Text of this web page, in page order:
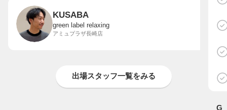
G
KUSABA
green label relaxing
アミュプラザ長崎店
出場スタッフ一覧をみる